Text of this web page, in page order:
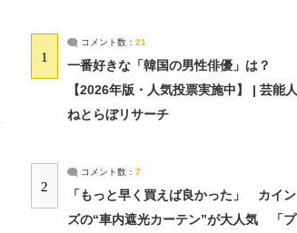
1
コメント数： 21
一番好きな「韓国の男性俳優」は？
【2026年版・人気投票実施中】 | 芸能人
ねとらぼリサーチ
2
コメント数： 7
「もっと早く買えば良かった」 カイン
ズの“車内遮光カーテン”が大人気 「プ